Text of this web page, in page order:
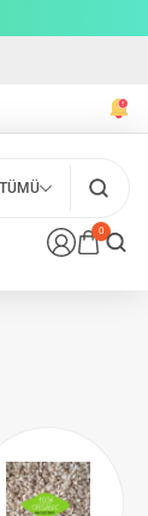
0
TÜMÜ